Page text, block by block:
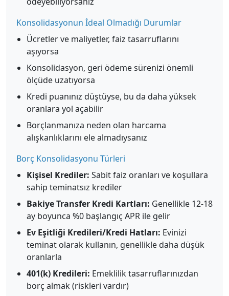
Konsolidasyonun İdeal Olmadığı Durumlar
Ücretler ve maliyetler, faiz tasarruflarını
aşıyorsa
Konsolidasyon, geri ödeme sürenizi önemli
ölçüde uzatıyorsa
Kredi puanınız düştüyse, bu da daha yüksek
oranlara yol açabilir
Borçlanmanıza neden olan harcama
alışkanlıklarını ele almadıysanız
Borç Konsolidasyonu Türleri
Kişisel Krediler: Sabit faiz oranları ve koşullara
sahip teminatsız krediler
Bakiye Transfer Kredi Kartları: Genellikle 12-18
ay boyunca %0 başlangıç APR ile gelir
Ev Eşitliği Kredileri/Kredi Hatları: Evinizi
teminat olarak kullanın, genellikle daha düşük
oranlarla
401(k) Kredileri: Emeklilik tasarruflarınızdan
borç almak (riskleri vardır)